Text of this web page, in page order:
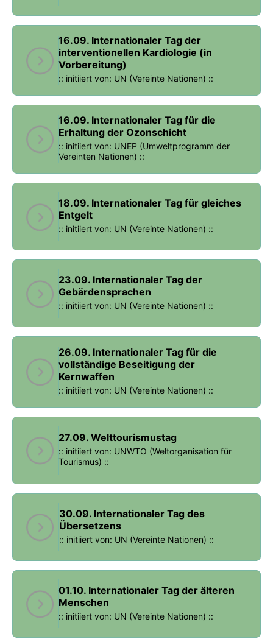
16.09. Internationaler Tag der
interventionellen Kardiologie (in
Vorbereitung)
:: initiiert von: UN (Vereinte Nationen) ::
16.09. Internationaler Tag für die
Erhaltung der Ozonschicht
:: initiiert von: UNEP (Umweltprogramm der
Vereinten Nationen) ::
18.09. Internationaler Tag für gleiches
Entgelt
:: initiiert von: UN (Vereinte Nationen) ::
23.09. Internationaler Tag der
Gebärdensprachen
:: initiiert von: UN (Vereinte Nationen) ::
26.09. Internationaler Tag für die
vollständige Beseitigung der
Kernwaffen
:: initiiert von: UN (Vereinte Nationen) ::
27.09. Welttourismustag
:: initiiert von: UNWTO (Weltorganisation für
Tourismus) ::
30.09. Internationaler Tag des
Übersetzens
:: initiiert von: UN (Vereinte Nationen) ::
01.10. Internationaler Tag der älteren
Menschen
:: initiiert von: UN (Vereinte Nationen) ::